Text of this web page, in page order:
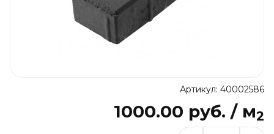
Артикул: 40002586
1000.00 руб. / м2